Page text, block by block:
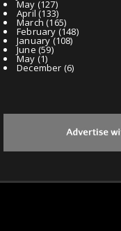
May (127)
April (133)
March (165)
February (148)
January(108)
June (59)
May (1)
December (6)